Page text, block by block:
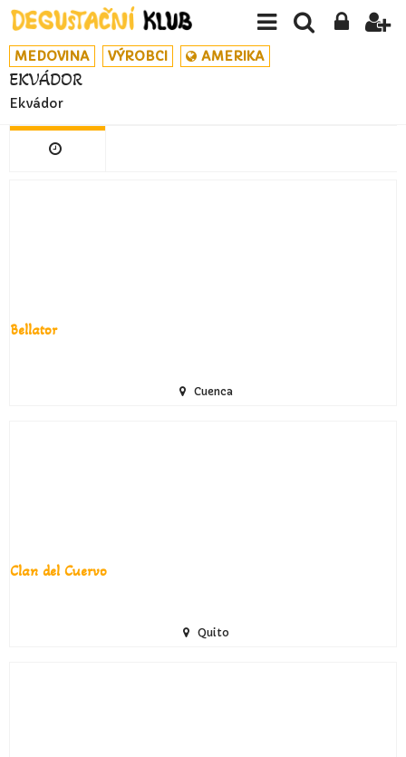
MEDOVINA VÝROBCI AMERIKA
EKVÁDOR
Ekvádor
Bellator
Cuenca
Clan del Cuervo
Quito